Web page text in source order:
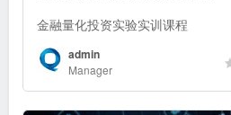
金融量化投资实验实训课程
admin
Manager